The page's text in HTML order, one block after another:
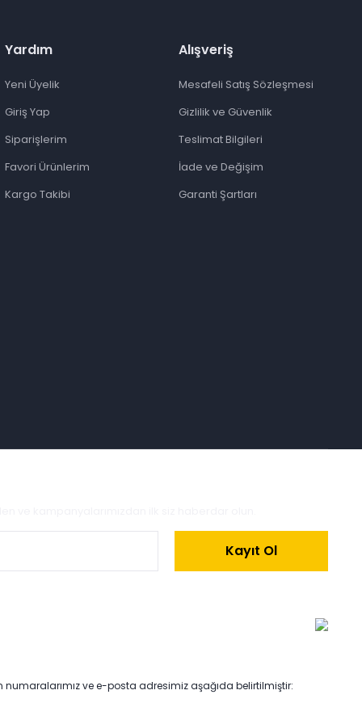
Yardım
Yeni Üyelik
Giriş Yap
Siparişlerim
Favori Ürünlerim
Kargo Takibi
Alışveriş
Mesafeli Satış Sözleşmesi
Gizlilik ve Güvenlik
Teslimat Bilgileri
İade ve Değişim
Garanti Şartları
Kayıt Ol
numaralarımız ve e-posta adresimiz aşağıda belirtilmiştir: